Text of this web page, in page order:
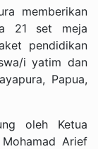
memberikan
21 set meja
pendidikan
i yatim dan
Papua,
oleh Ketua
Mohamad Arief